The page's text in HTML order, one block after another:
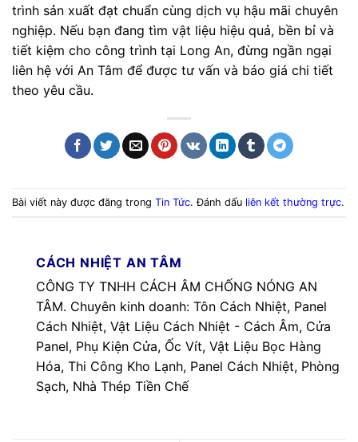
trình sản xuất đạt chuẩn cùng dịch vụ hậu mãi chuyên
nghiệp. Nếu bạn đang tìm vật liệu hiệu quả, bền bỉ và
tiết kiệm cho công trình tại Long An, đừng ngần ngại
liên hệ với An Tâm để được tư vấn và báo giá chi tiết
theo yêu cầu.
Bài viết này được đăng trong Tin Tức. Đánh dấu liên kết thường trực.
CÁCH NHIỆT AN TÂM
CÔNG TY TNHH CÁCH ÂM CHỐNG NÓNG AN
TÂM. Chuyên kinh doanh: Tôn Cách Nhiệt, Panel
Cách Nhiệt, Vật Liệu Cách Nhiệt - Cách Âm, Cửa
Panel, Phụ Kiện Cửa, Ốc Vít, Vật Liệu Bọc Hàng
Hóa, Thi Công Kho Lạnh, Panel Cách Nhiệt, Phòng
Sạch, Nhà Thép Tiền Chế